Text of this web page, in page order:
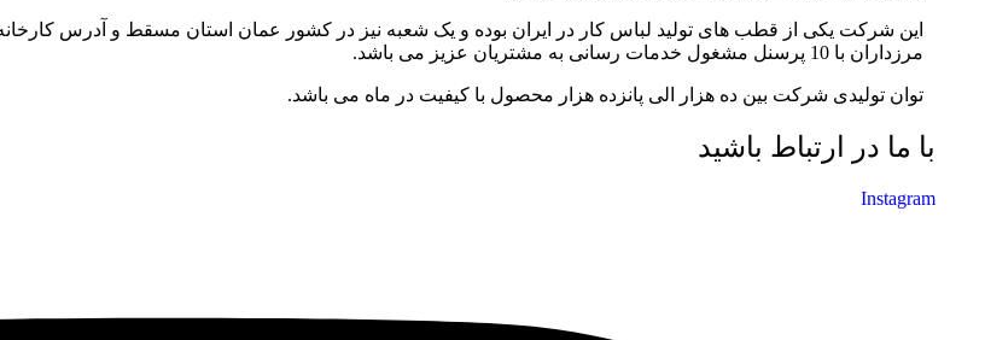
مرزداران با 10 پرسنل مشغول خدمات رسانی به مشتریان عزیز می باشد.
توان تولیدی شرکت بین ده هزار الی پانزده هزار محصول با کیفیت در ماه می باشد.
با ما در ارتباط باشید
Instagram